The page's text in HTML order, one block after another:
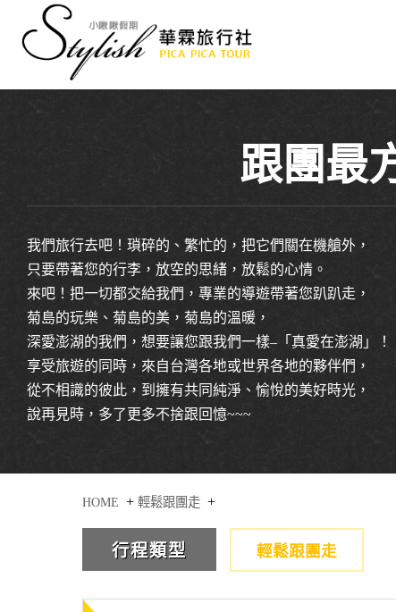
跟團最
我們旅行去吧！瑣碎的、繁忙的，把它們關在機艙外，
只要帶著您的行李，放空的思緒，放鬆的心情。
來吧！把一切都交給我們，專業的導遊帶著您趴趴走，
菊島的玩樂、菊島的美，菊島的溫暖，
深愛澎湖的我們，想要讓您跟我們一樣–「真愛在澎湖」！
享受旅遊的同時，來自台灣各地或世界各地的夥伴們，
從不相識的彼此，到擁有共同純淨、愉悅的美好時光，
說再見時，多了更多不捨跟回憶~~~
HOME + 輕鬆跟團走 +
輕鬆跟團走